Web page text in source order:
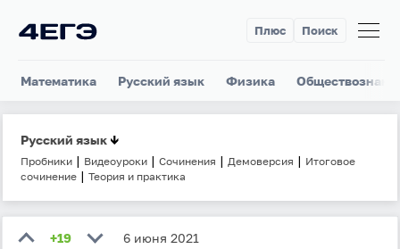
Плюс Поиск
Математика Русский язык Физика
Русский язык ↓
Пробники | Видеоуроки | Сочинения | Демоверсия | Итоговое
сочинение | Теория и практика
+19 6 июня 2021